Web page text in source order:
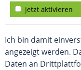
jetzt aktivieren
Ich bin damit
angezeigt werden.
Daten an